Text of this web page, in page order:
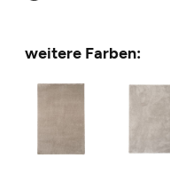
weitere Farben: